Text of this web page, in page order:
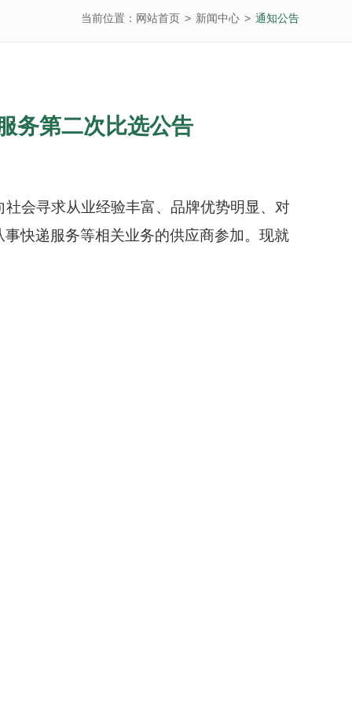
当前位置： 网站首页 > 新闻中心 > 通知公告
务第二次比选公告
会寻求从业经验丰富、品牌优势明显、对
快递服务等相关业务的供应商参加。现就